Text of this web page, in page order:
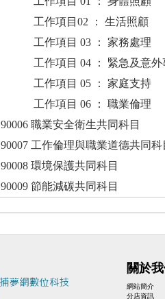
工作項目02 ： 生活照顧
工作項目 03 ： 家務處理
工作項目 04 ： 緊急及意外
工作項目 05 ： 家庭支持
工作項目 06 ： 職業倫理
90006 職業安全衛生共同科目
90007 工作倫理與職業道德共同科
90008 環境保護共同科目
90009 節能減碳共同科目
關於
網站簡介
分店資訊